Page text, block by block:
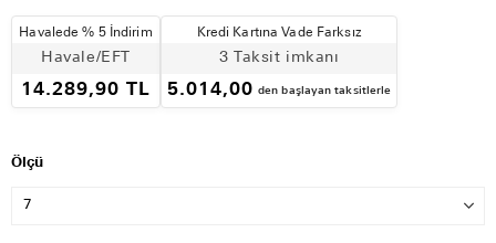
Havalede % 5 İndirim
Havale/EFT
14.289,90 TL
Kredi Kartına Vade Farksız
3 Taksit imkanı
5.014,00 den başlayan taksitlerle
Ölçü